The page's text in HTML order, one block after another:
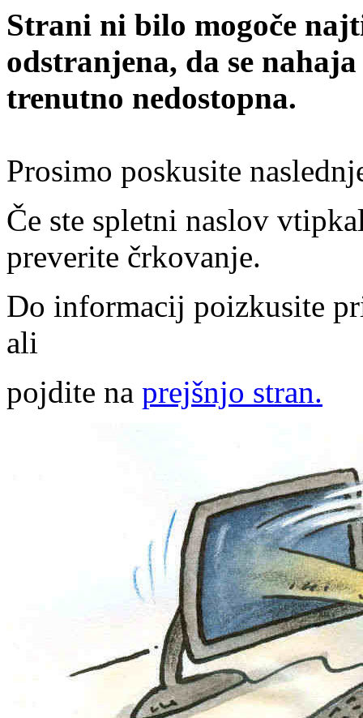
Strani ni bilo mogoče
odstranjena, da se
trenutno nedostopna.
Prosimo poskusite
Če ste spletni naslov
preverite črkovanje.
Do informacij poizkusite
ali
pojdite na prejšnjo stran.